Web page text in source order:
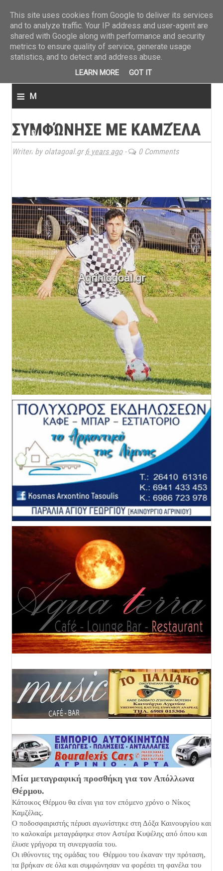
≡ M
n
u
ΣΥΜΦΏΝΗΣΕ ΜΕ ΚΑΜΖΈΛΑ
Writen by olatagoal.gr 6 years ago- 0 Comments
Μία μεταγραφική προσθήκη για τον Απόλλωνα
Θέρμου.
Κάτοικος Θέρμου θα είναι για τον επόμενο χρόνο ο Νίκος
Καμζέλας.
Ο ποδοσφαιριστής πέρυσι αγωνίστηκε στη Δόξα Καινουργίου και
το καλοκαίρι μεταγράφηκε στον Αστέρα Κυψέλης από όπου και
έλυσε γρήγορα τη συνεργασία του.
Οι ιθύνοντες της ομάδας του Θέρμου του έκαναν την πρόταση,
τα βρήκαν σε όλα και συμφώνησαν να φορέσει τη φανέλα του
This site uses cookies from Google to deliver its services
and to analyze traffic. Your IP address and user-agent are
shared with Google along with performance and security
metrics to ensure quality of service, generate usage
statistics, and to detect and address abuse.
LEARN MORE GOT IT